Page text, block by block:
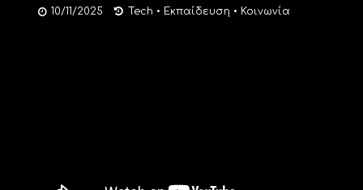
10/11/2025 Tech • Εκπαίδευση • Κοινωνία